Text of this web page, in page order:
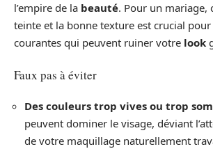
l’empire de la beauté. Pour un mariage,
teinte et la bonne texture est crucial
courantes qui peuvent ruiner votre look
Faux pas à éviter
Des couleurs trop vives ou trop
peuvent dominer le visage, déviant
de votre maquillage naturellement